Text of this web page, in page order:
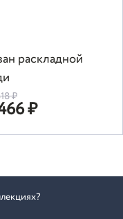
раскладной
₽
₽